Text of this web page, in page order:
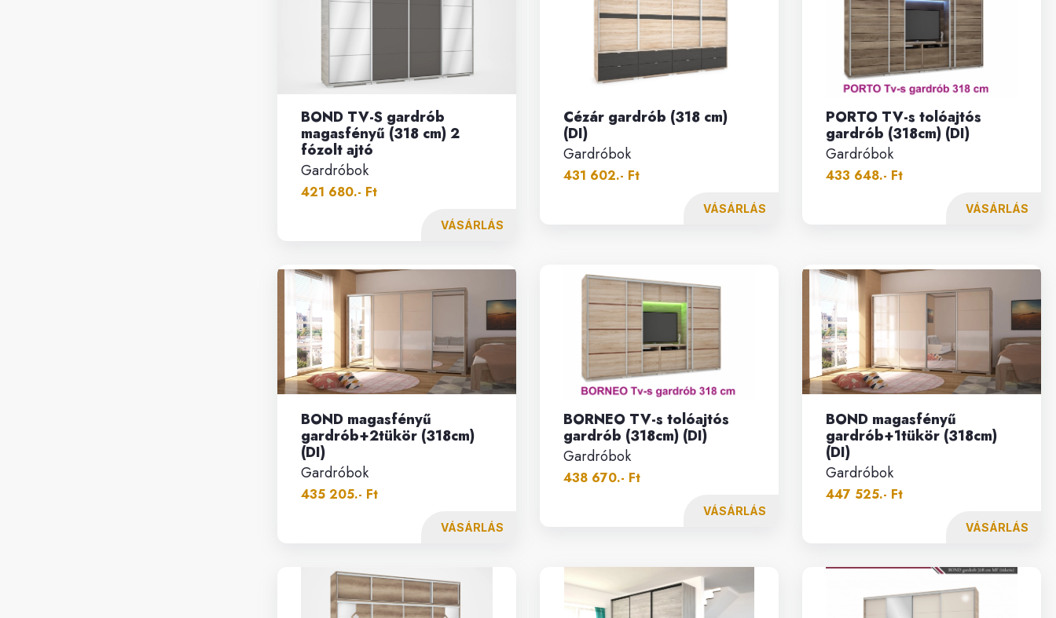
BOND TV-S gardrób
magasfényű (318 cm) 2
fózolt ajtó
Gardróbok
421 680.- Ft
VÁSÁRLÁS
Cézár gardrób (318 cm)
(DI)
Gardróbok
431 602.- Ft
VÁSÁRLÁS
PORTO TV-s tolóajtós
gardrób (318cm) (DI)
Gardróbok
433 648.- Ft
VÁSÁRLÁS
BOND magasfényű
gardrób+2tükör (318cm)
(DI)
Gardróbok
435 205.- Ft
VÁSÁRLÁS
BORNEO TV-s tolóajtós
gardrób (318cm) (DI)
Gardróbok
438 670.- Ft
VÁSÁRLÁS
BOND magasfényű
gardrób+1tükör (318cm)
(DI)
Gardróbok
447 525.- Ft
VÁSÁRLÁS